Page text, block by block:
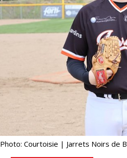
Photo: Courtoisie | Jarrets Noirs de